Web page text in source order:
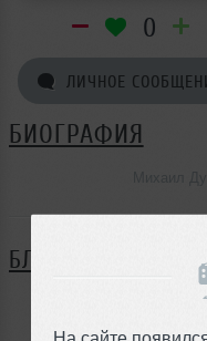
На сайте
0
ЛИЧНОЕ
БИОГРАФИЯ
БЛОГ